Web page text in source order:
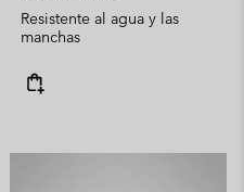
Resistente al agua y las
manchas